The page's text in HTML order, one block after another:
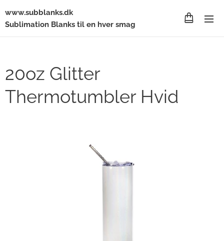
www.subblanks.dk
Sublimation Blanks til en hver smag
20oz Glitter
Thermotumbler Hvid